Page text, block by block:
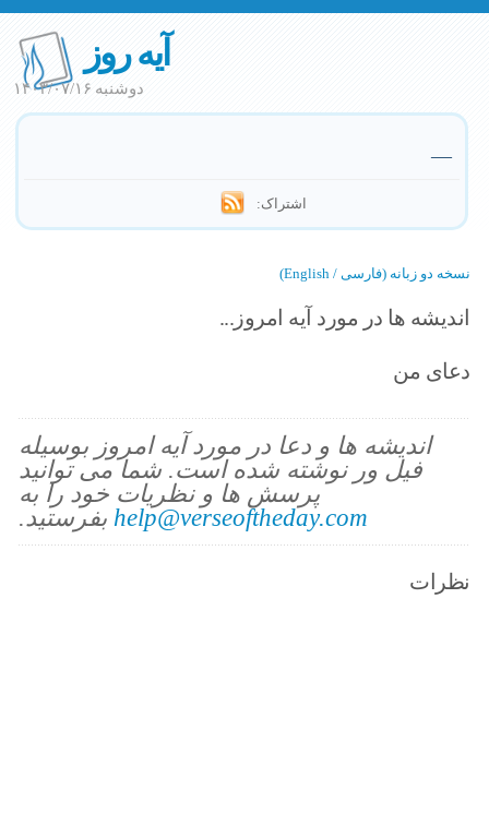
آیه روز
دوشنبه ۱۴۰۳/۰۷/۱۶
—
اشتراک:
نسخه دو زبانه (فارسی / English)
اندیشه ها در مورد آیه امروز...
دعای من
اندیشه ها و دعا در مورد آیه امروز بوسیله
فیل ور نوشته شده است. شما می توانید
پرسش ها و نظریات خود را به
help@verseoftheday.com بفرستید.
نظرات